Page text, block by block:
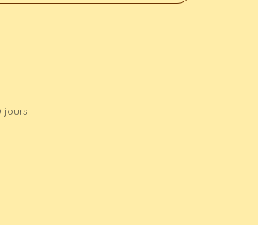
jours